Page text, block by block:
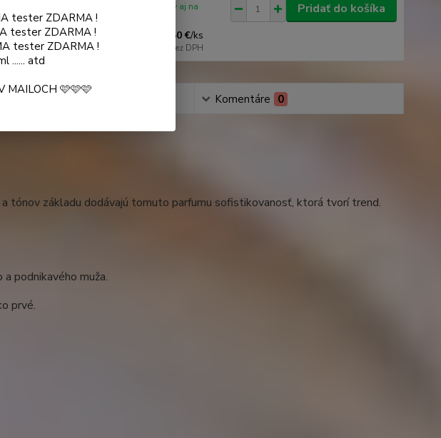
2,50 €/ks
bez DPH
ihneď k odoslaniu / dostupný aj na
Pridať do košíka
Komentáre 0
tónov základu dodávajú tomuto parfumu sofistikovanosť, ktorá tvorí trend.
podnikavého muža.
prvé.
tester ZDARMA !
tester ZDARMA !
tester ZDARMA !
...... atd
MAILOCH 🩷🩷🩷